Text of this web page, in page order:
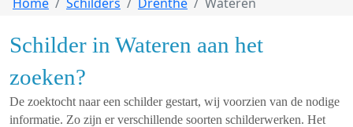
Schilder in Wateren aan het
zoeken?
De zoektocht naar een schilder gestart, wij voorzien van de nodige
informatie. Zo zijn er verschillende soorten schilderwerken. Het